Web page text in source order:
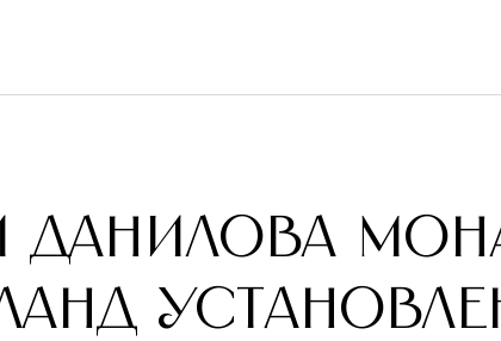
ГОГЛАНД УСТАНОВЛЕНА ЗВОННИЦА В ПАМЯТЬ О ЗАЩИТНИКАХ
Данилова